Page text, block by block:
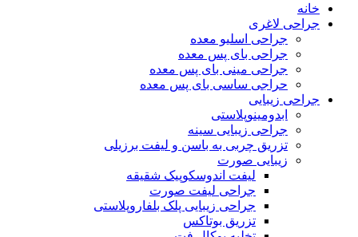
خانه
جراحی لاغری
جراحی اسلیو معده
جراحی بای پس معده
جراحی مینی بای پس معده
حراجی ساسی بای پس معده
جراحی زیبایی
ابدومینوپلاستی
جراحی زیبایی سینه
تزریق چربی به باسن و لیفت برزیلی
زیبایی صورت
لیفت اندوسکوپیک شقیقه
جراحی لیفت صورت
جراحی زیبایی پلک بلفاروپلاستی
تزریق بوتاکس